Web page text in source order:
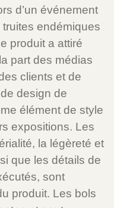
d’un événement
truites endémiques
produit a attiré
la part des médias
clients et de
de design de
élément de style
expositions. Les
, la légèreté et
que les détails de
, sont
produit. Les bols